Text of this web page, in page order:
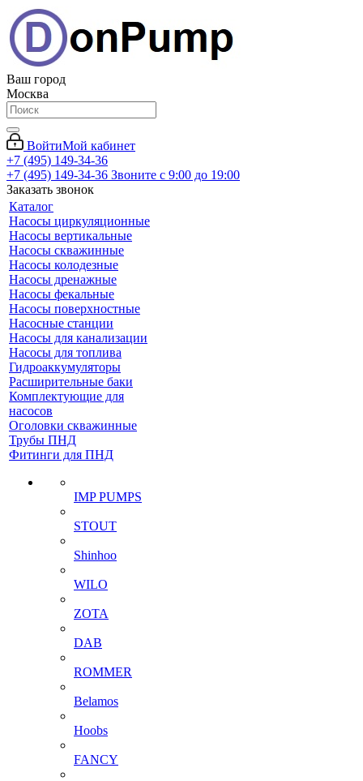
Ваш город
Москва
ВойтиМой кабинет
+7 (495) 149-34-36
+7 (495) 149-34-36 Звоните с 9:00 до 19:00
Заказать звонок
Каталог
Насосы циркуляционные
Насосы вертикальные
Насосы скважинные
Насосы колодезные
Насосы дренажные
Насосы фекальные
Насосы поверхностные
Насосные станции
Насосы для канализации
Насосы для топлива
Гидроаккумуляторы
Расширительные баки
Комплектующие для
насосов
Оголовки скважинные
Трубы ПНД
Фитинги для ПНД
IMP PUMPS
STOUT
Shinhoo
WILO
ZOTA
DAB
ROMMER
Belamos
Hoobs
FANCY